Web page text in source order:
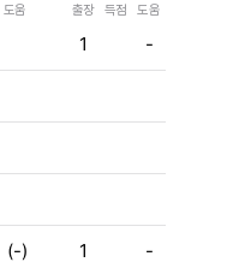
도움 출장 득점 도움
1 -
(-) 1 -